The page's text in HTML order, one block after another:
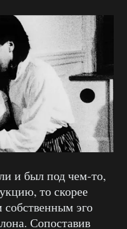
и был под чем-то,
то скорее
собственным эго
Сопоставив